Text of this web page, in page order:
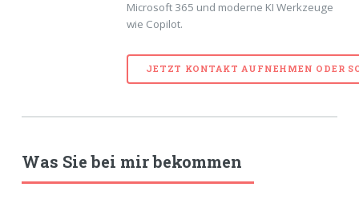
Microsoft 365 und moderne KI Werkzeuge
wie Copilot.
JETZT KONTAKT AUFNEHMEN ODER
Was Sie bei mir bekommen